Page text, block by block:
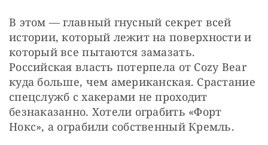
В этом — главный гнусный секрет всей
истории, который лежит на поверхности и
который все пытаются замазать.
Российская власть потерпела от Cozy Bear
куда больше, чем американская. Срастание
спецслужб с хакерами не проходит
безнаказанно. Хотели ограбить «Форт
Нокс», а ограбили собственный Кремль.